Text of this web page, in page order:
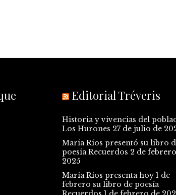
Editorial Tréveris
Historia y vivencias del
Los Hurones 27 de julio de
María Ríos presentó su libro
poesía Recuerdos 2 de
2025
María Ríos presenta hoy 1 de
febrero su libro de poesía